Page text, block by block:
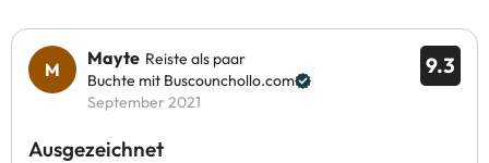
9.3
Mayte Reiste als paar
Buchte mit Buscounchollo.com
September 2021
Ausgezeichnet